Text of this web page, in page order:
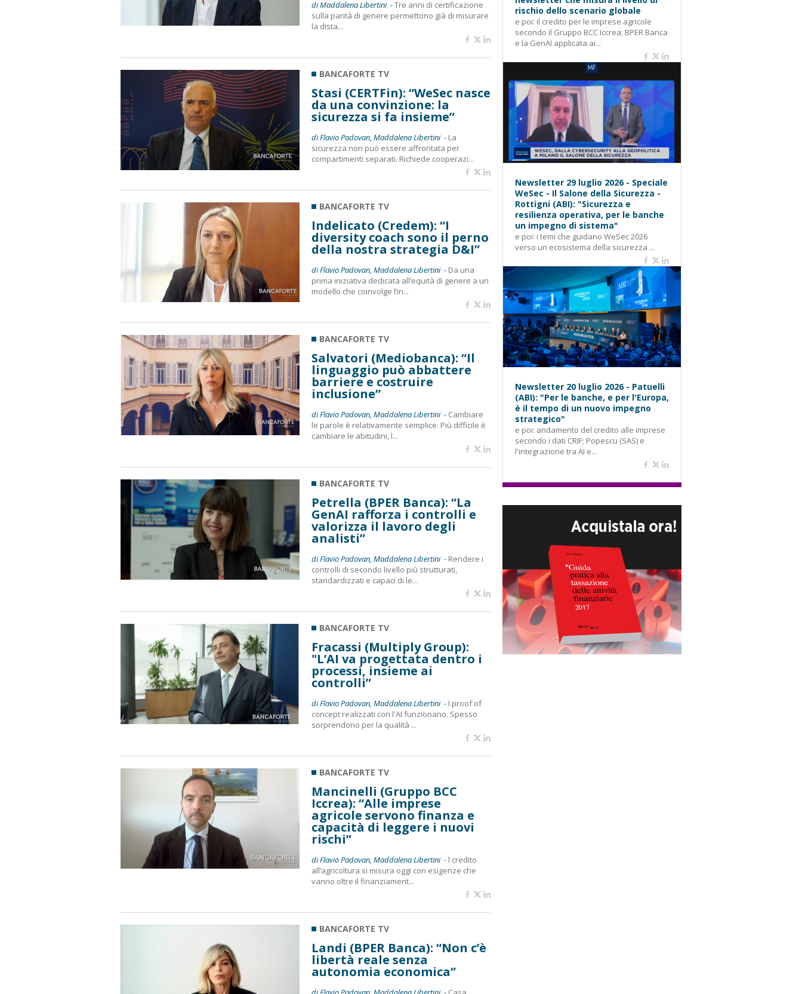
di Maddalena Libertini -Tre anni di certificazione
sulla parità di genere permettono già di misurare
la dista...
BANCAFORTE TV
Stasi (CERTFin): “WeSec nasce
da una convinzione: la
sicurezza si fa insieme”
di Flavio Padovan, Maddalena Libertini - La
sicurezza non può essere affrontata per
compartimenti separati. Richiede cooperazi...
BANCAFORTE TV
Indelicato (Credem): “I
diversity coach sono il perno
della nostra strategia D&I”
di Flavio Padovan, Maddalena Libertini - Da una
prima iniziativa dedicata all’equità di genere a un
modello che coinvolge l’in...
BANCAFORTE TV
Salvatori (Mediobanca): “Il
linguaggio può abbattere
barriere e costruire
inclusione”
di Flavio Padovan, Maddalena Libertini - Cambiare
le parole è relativamente semplice. Più difficile è
cambiare le abitudini, l...
BANCAFORTE TV
Petrella (BPER Banca): “La
GenAI rafforza i controlli e
valorizza il lavoro degli
analisti”
di Flavio Padovan, Maddalena Libertini - Rendere i
controlli di secondo livello più strutturati,
standardizzati e capaci di le...
BANCAFORTE TV
Fracassi (Multiply Group):
"L’AI va progettata dentro i
processi, insieme ai
controlli”
di Flavio Padovan, Maddalena Libertini - I proof of
concept realizzati con l'AI funzionano. Spesso
sorprendono per la qualità ...
BANCAFORTE TV
Mancinelli (Gruppo BCC
Iccrea): “Alle imprese
agricole servono finanza e
capacità di leggere i nuovi
rischi”
di Flavio Padovan, Maddalena Libertini - l credito
all’agricoltura si misura oggi con esigenze che
vanno oltre il finanziament...
BANCAFORTE TV
Landi (BPER Banca): “Non c’è
libertà reale senza
autonomia economica”
rischio dello scenario globale
e poi: il credito per le imprese agricole
secondo il Gruppo BCC Iccrea; BPER Banca
e la GenAI applicata ai...
Newsletter 29 luglio 2026 - Speciale
WeSec - Il Salone della Sicurezza -
Rottigni (ABI): "Sicurezza e
resilienza operativa, per le banche
un impegno di sistema"
e poi: i temi che guidano WeSec 2026
verso un ecosistema della sicurezza ...
Newsletter 20 luglio 2026 - Patuelli
(ABI): "Per le banche, e per l'Europa,
è il tempo di un nuovo impegno
strategico"
e poi: andamento del credito alle imprese
secondo i dati CRIF; Popescu (SAS) e
l'integrazione tra AI e...